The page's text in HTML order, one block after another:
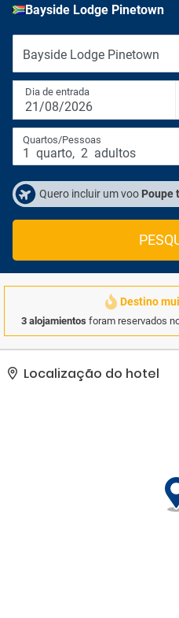
Bayside Lodge Pinetown
Bayside Lodge Pinetown
Dia de entrada
21/08/2026
Quartos/Pessoas
1 quarto, 2 adultos
Quero incluir um voo Poupe
Destino
3 alojamientos foram reservados
Localização do hotel